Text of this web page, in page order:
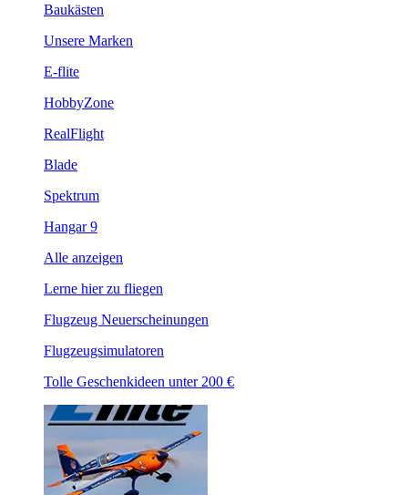
Baukästen
Unsere Marken
E-flite
HobbyZone
RealFlight
Blade
Spektrum
Hangar 9
Alle anzeigen
Lerne hier zu fliegen
Flugzeug Neuerscheinungen
Flugzeugsimulatoren
Tolle Geschenkideen unter 200 €